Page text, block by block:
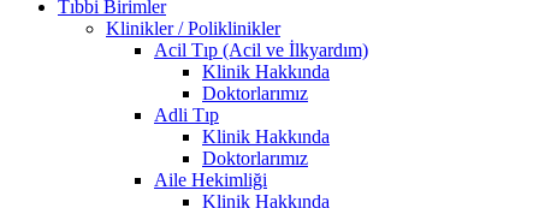
Tıbbi Birimler
Klinikler / Poliklinikler
Acil Tıp (Acil ve İlkyardım)
Klinik Hakkında
Doktorlarımız
Adli Tıp
Klinik Hakkında
Doktorlarımız
Aile Hekimliği
Klinik Hakkında